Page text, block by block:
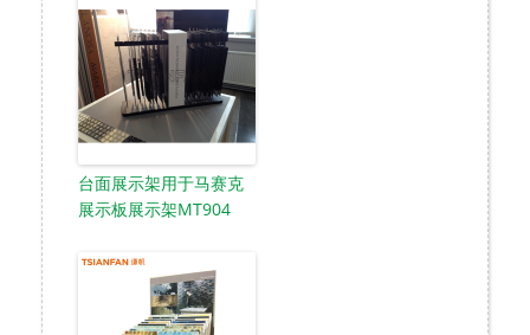
台面展示架用于马赛克
展示板展示架MT904